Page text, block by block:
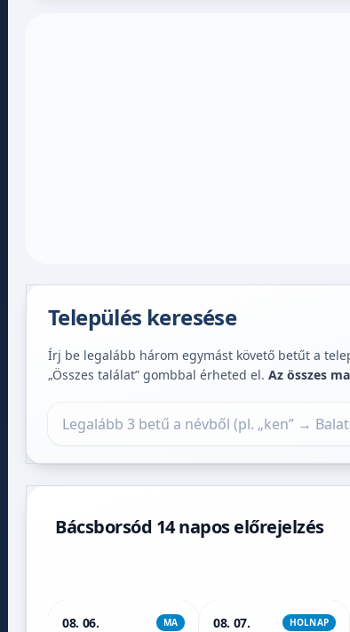
Település keresése
Írj be legalább három egymást követő betűt a
„Összes találat” gombbal érheted el. Az összes
Bácsborsód 14 napos előrejelzés
08. 06. MA 08. 07. HOLNAP